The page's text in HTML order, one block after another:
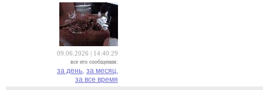
09.06.2026 | 14:40:29
все его сообщения:
за день, за месяц,
за все время